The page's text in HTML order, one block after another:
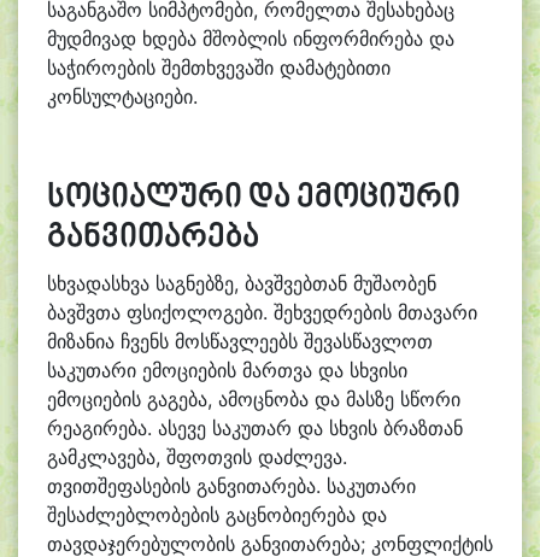
საგანგაშო სიმპტომები, რომელთა შესახებაც
მუდმივად ხდება მშობლის ინფორმირება და
საჭიროების შემთხვევაში დამატებითი
კონსულტაციები.
სოციალური და ემოციური
განვითარება
სხვადასხვა საგნებზე, ბავშვებთან მუშაობენ
ბავშვთა ფსიქოლოგები. შეხვედრების მთავარი
მიზანია ჩვენს მოსწავლეებს შევასწავლოთ
საკუთარი ემოციების მართვა და სხვისი
ემოციების გაგება, ამოცნობა და მასზე სწორი
რეაგირება. ასევე საკუთარ და სხვის ბრაზთან
გამკლავება, შფოთვის დაძლევა.
თვითშეფასების განვითარება. საკუთარი
შესაძლებლობების გაცნობიერება და
თავდაჯერებულობის განვითარება; კონფლიქტის